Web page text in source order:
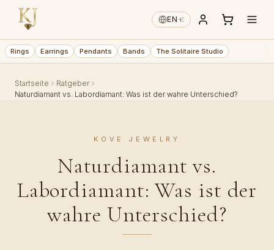
EN·€
Rings Earrings Pendants Bands The Solitaire Studio
Startseite
Ratgeber
Naturdiamant vs. Labordiamant: Was ist der wahre Unterschied?
KOVE JEWELRY
Naturdiamant vs.
Labordiamant: Was ist der
wahre Unterschied?